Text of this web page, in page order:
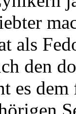
als
den
es